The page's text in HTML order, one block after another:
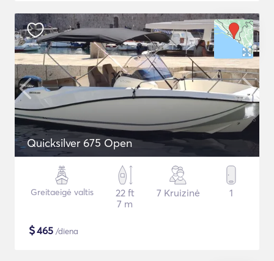
Quicksilver 675 Open
Greitaeigė valtis
22 ft
7 m
7 Kruizinė 1
$465 /diena